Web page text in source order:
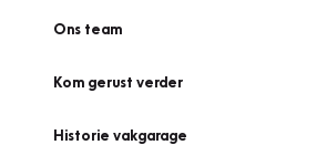
Ons team
Kom gerust verder
Historie vakgarage